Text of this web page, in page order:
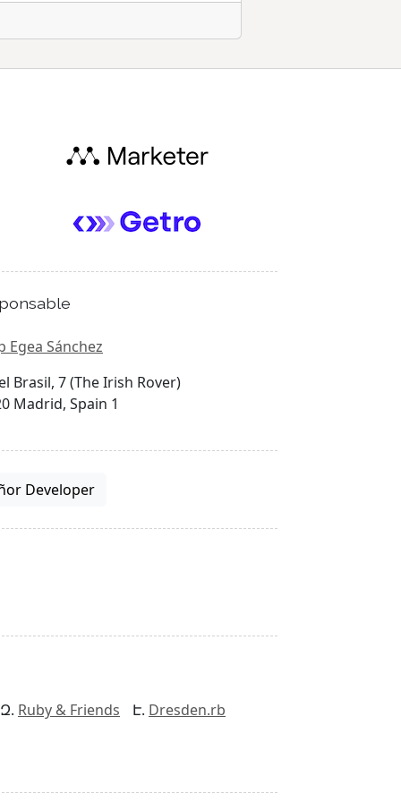
Egea Sánchez
Brasil, 7 (The Irish Rover)
Madrid, Spain 1
Developer
Ruby & Friends
Dresden.rb